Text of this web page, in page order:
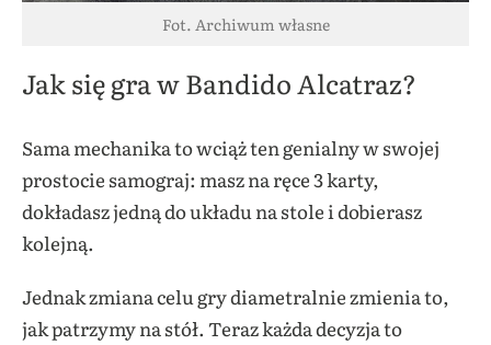
Fot. Archiwum własne
Jak się gra w Bandido Alcatraz?
Sama mechanika to wciąż ten genialny w swojej
prostocie samograj: masz na ręce 3 karty,
dokładasz jedną do układu na stole i dobierasz
kolejną.
Jednak zmiana celu gry diametralnie zmienia to,
jak patrzymy na stół. Teraz każda decyzja to